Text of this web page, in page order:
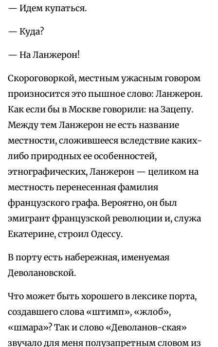
— Идем купаться.
— Куда?
— На Ланжерон!
Скороговоркой, местным ужасным говором
произносится это пышное слово: Ланжерон.
Как если бы в Москве говорили: на Зацепу.
Между тем Ланжерон не есть название
местности, сложившееся вследствие каких-
либо природных ее особенностей,
этнографических, Ланжерон — целиком на
местность перенесенная фамилия
французского графа. Вероятно, он был
эмигрант французской революции и, служа
Екатерине, строил Одессу.
В порту есть набережная, именуемая
Деволановской.
Что может быть хорошего в лексике порта,
создавшего слова «штимп», «жлоб»,
«шмара»? Так и слово «Деволанов-ская»
звучало для меня полузапретным словом из